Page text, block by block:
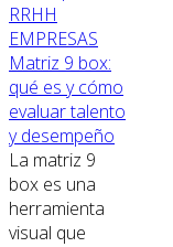
RRHH
EMPRESAS
Matriz 9 box:
qué es y cómo
evaluar talento
y desempeño
La matriz 9
box es una
herramienta
visual que